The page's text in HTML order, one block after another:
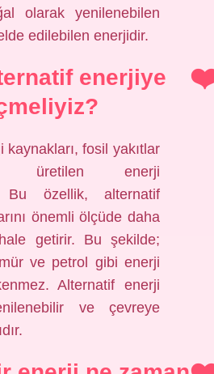
olarak yenilenebilen
edilebilen enerjidir.
enerjiye
fosil yakıtlar
üretilen enerji
Bu özellik, alternatif
önemli ölçüde daha
getirir. Bu şekilde;
ve petrol gibi enerji
Alternatif enerji
ve çevreye